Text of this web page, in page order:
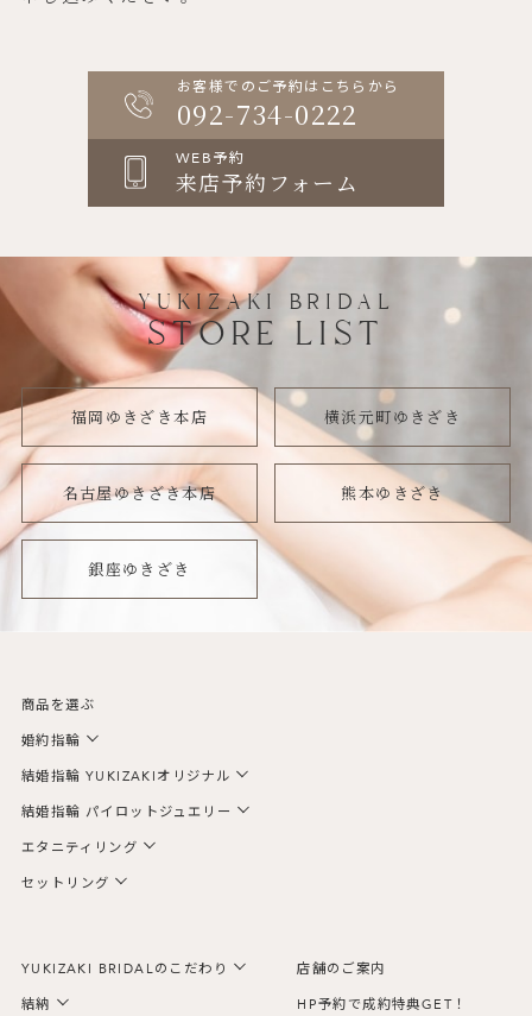
お客様でのご予約はこちらから
092-734-0222
WEB予約
来店予約フォーム
YUKIZAKI BRIDAL
STORE LIST
福岡ゆきざき本店 横浜元町ゆきざき
名古屋ゆきざき本店 熊本ゆきざき
銀座ゆきざき
商品を選ぶ
婚約指輪
結婚指輪 YUKIZAKIオリジナル
結婚指輪 パイロットジュエリー
エタニティリング
セットリング
YUKIZAKI BRIDALのこだわり
結納
店舗のご案内
HP予約で成約特典GET！